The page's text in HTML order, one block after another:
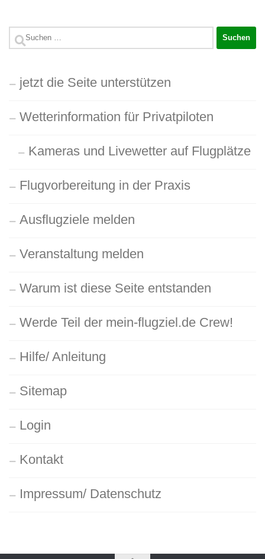
Suchen
jetzt die Seite unterstützen
Wetterinformation für Privatpiloten
Kameras und Livewetter auf Flugplätze
Flugvorbereitung in der Praxis
Ausflugziele melden
Veranstaltung melden
Warum ist diese Seite entstanden
Werde Teil der mein-flugziel.de Crew!
Hilfe/ Anleitung
Sitemap
Login
Kontakt
Impressum/ Datenschutz